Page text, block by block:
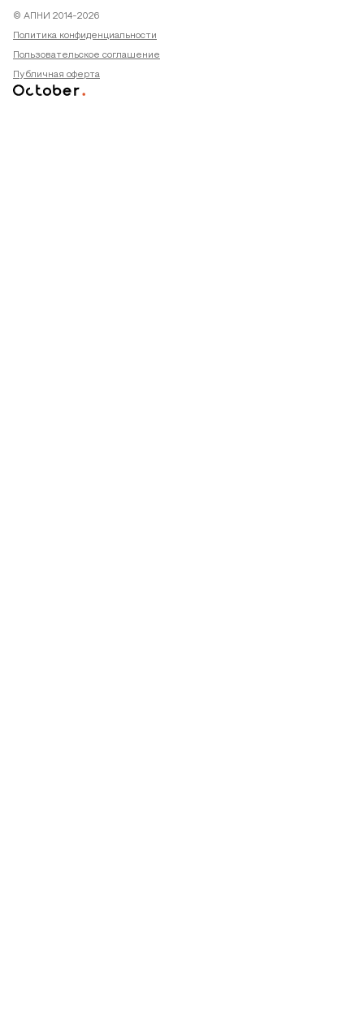
© АПНИ 2014-2026
Политика конфиденциальности
Пользовательское соглашение
Публичная оферта